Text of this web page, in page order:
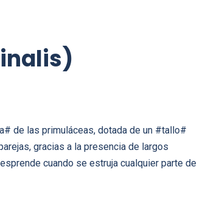
de las primuláceas, dotada de un #tallo#
gracias a la presencia de largos
cuando se estruja cualquier parte de